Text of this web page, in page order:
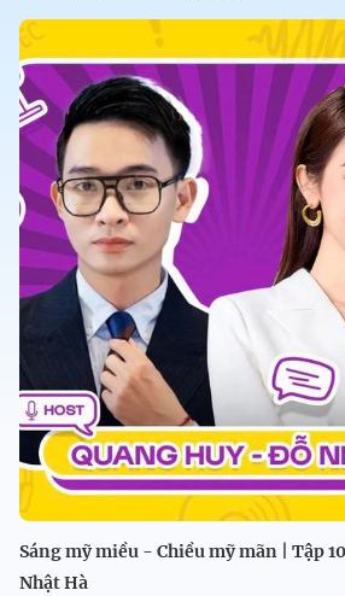
Sáng mỹ miều - Chiều mỹ mãn | Tập
Nhật Hà